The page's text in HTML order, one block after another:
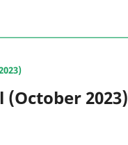
(October 2023)